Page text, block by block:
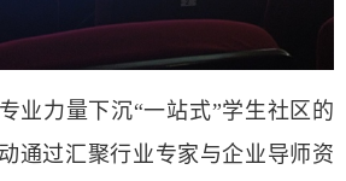
业力量下沉“一站式”学生社区的
通过汇聚行业专家与企业导师资